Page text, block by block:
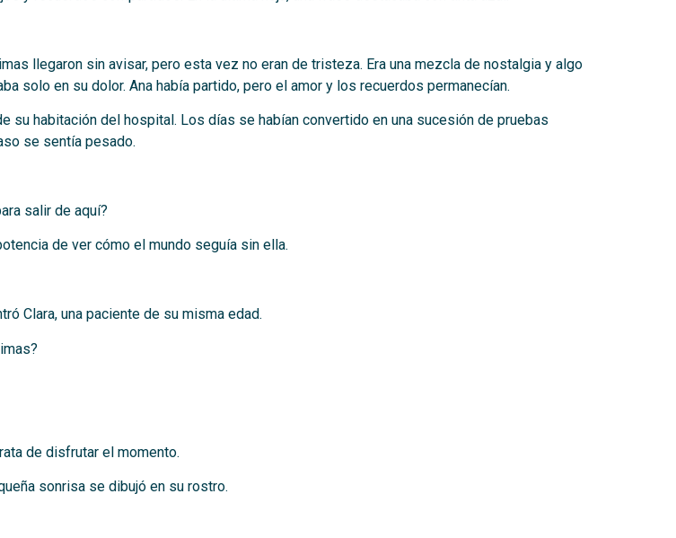
llegaron sin avisar, pero esta vez no eran de tristeza. Era una mezcla de nostalgia y algo
solo en su dolor. Ana había partido, pero el amor y los recuerdos permanecían.
su habitación del hospital. Los días se habían convertido en una sucesión de pruebas
se sentía pesado.
salir de aquí?
de ver cómo el mundo seguía sin ella.
Clara, una paciente de su misma edad.
de disfrutar el momento.
sonrisa se dibujó en su rostro.